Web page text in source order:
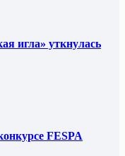
игла» уткнулась
FESPA